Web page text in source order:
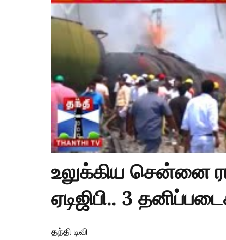
உலுக்கிய சென்னை
ஏடிஜிபி.. 3
தந்தி டிவி